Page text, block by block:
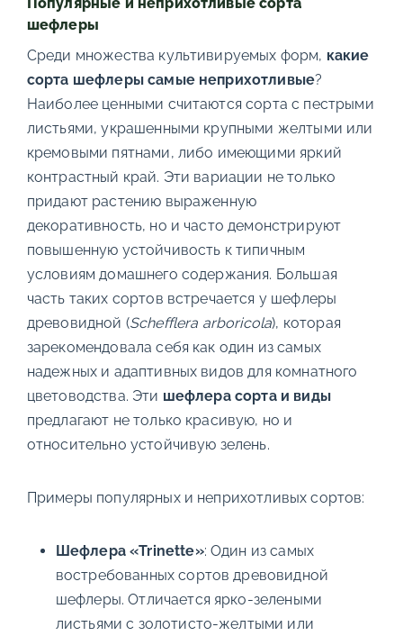
шефлеры
Среди множества культивируемых форм, какие
сорта шефлеры самые неприхотливые?
Наиболее ценными считаются сорта с пестрыми
листьями, украшенными крупными желтыми или
кремовыми пятнами, либо имеющими яркий
контрастный край. Эти вариации не только
придают растению выраженную
декоративность, но и часто демонстрируют
повышенную устойчивость к типичным
условиям домашнего содержания. Большая
часть таких сортов встречается у шефлеры
древовидной (Schefflera arboricola), которая
зарекомендовала себя как один из самых
надежных и адаптивных видов для комнатного
цветоводства. Эти шефлера сорта и виды
предлагают не только красивую, но и
относительно устойчивую зелень.
Примеры популярных и неприхотливых сортов:
Шефлера «Trinette»: Один из самых
востребованных сортов древовидной
шефлеры. Отличается ярко-зелеными
листьями с золотисто-желтыми или